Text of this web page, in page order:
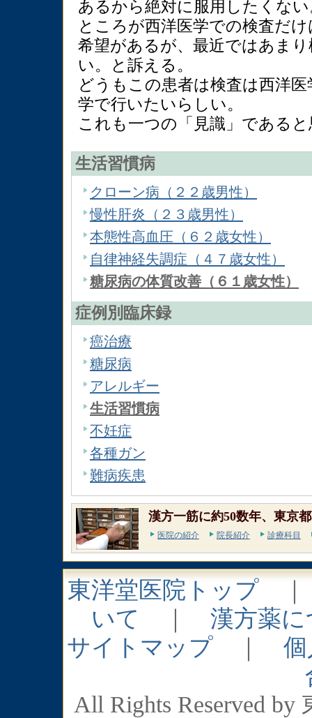
あるから絶対に服用したくない
ところが西洋医学での検査だ
希望があるが、最近ではあま
い。と訴える。
どうもこの患者は検査は西洋
学で行いたいらしい。
これも一つの「見識」である
生活習慣病
クローン病（２２歳男性）
慢性肝炎（２３歳男性）
本態性高血圧（６２歳女性）
自律神経失調症（４７歳女性）
糖尿病の体質改善（６１歳女性）
症例別臨床録
癌治療
糖尿病
アレルギー
生活習慣病
不妊症
各種ガン
難病疾患
漢方一筋に約50数年、東京
医院の紹介 院長紹介 診療科目
東洋堂医院トップ
いて
漢方薬
サイトマップ
All Rights Reserved